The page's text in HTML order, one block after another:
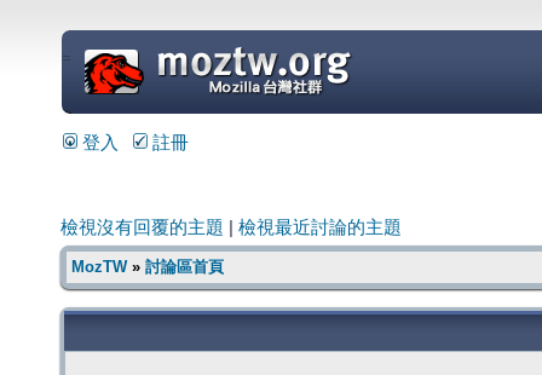
=
登入 註冊
檢視沒有回覆的主題 檢視最近討論的主題
MozTW» 討論區首頁